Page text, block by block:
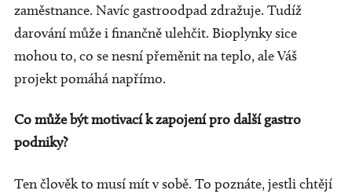
zaměstnance. Navíc gastroodpad zdražuje. Tudíž
darování může i finančně ulehčit. Bioplynky sice
mohou to, co se nesní přeměnit na teplo, ale Váš
projekt pomáhá napřímo.
Co může být motivací k zapojení pro další gastro
podniky?
Ten člověk to musí mít v sobě. To poznáte, jestli chtějí